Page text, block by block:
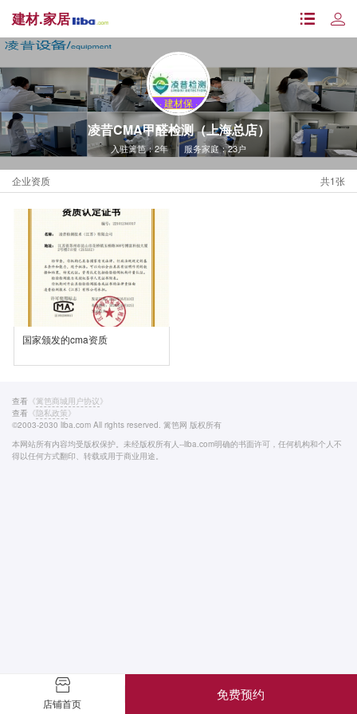
建材.家居
· 建材保 ·
凌昔CMA甲醛检测（上海总店）
入驻篱笆：2年 服务家庭：23户
企业资质 共1张
国家颁发的cma资质
查看 《篱笆商城用户协议》
查看 《隐私政策》
©2003-2030 liba.com All rights reserved. 篱笆网 版权所有
本网站所有内容均受版权保护。未经版权所有人--liba.com明确的书面许可，任何机构和个人不
得以任何方式翻印、转载或用于商业用途。
店铺首页
免费预约